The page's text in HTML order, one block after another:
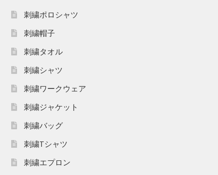
刺繍ポロシャツ
刺繍帽子
刺繍タオル
刺繍シャツ
刺繍ワークウェア
刺繍ジャケット
刺繍バッグ
刺繍Tシャツ
刺繍エプロン